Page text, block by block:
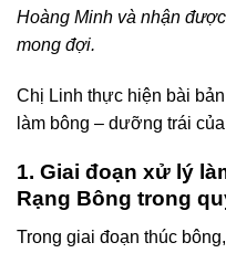
Hoàng Minh và nhận
mong đợi.
Chị Linh thực hiện bài
làm bông – dưỡng trái
1. Giai đoạn xử lý
Rạng Bông trong
Trong giai đoạn thúc